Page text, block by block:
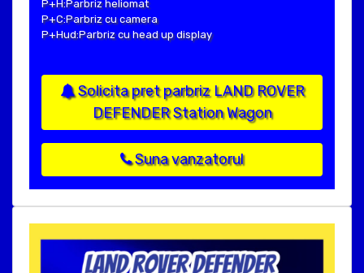
P+H:Parbriz heliomat
P+C:Parbriz cu camera
P+Hud:Parbriz cu head up display
Solicita pret parbriz LAND ROVER
DEFENDER Station Wagon
Suna vanzatorul